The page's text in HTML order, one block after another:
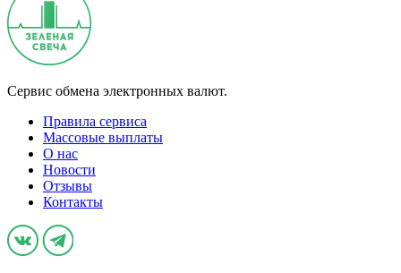
Сервис обмена электронных валют.
Правила сервиса
Массовые выплаты
О нас
Новости
Отзывы
Контакты